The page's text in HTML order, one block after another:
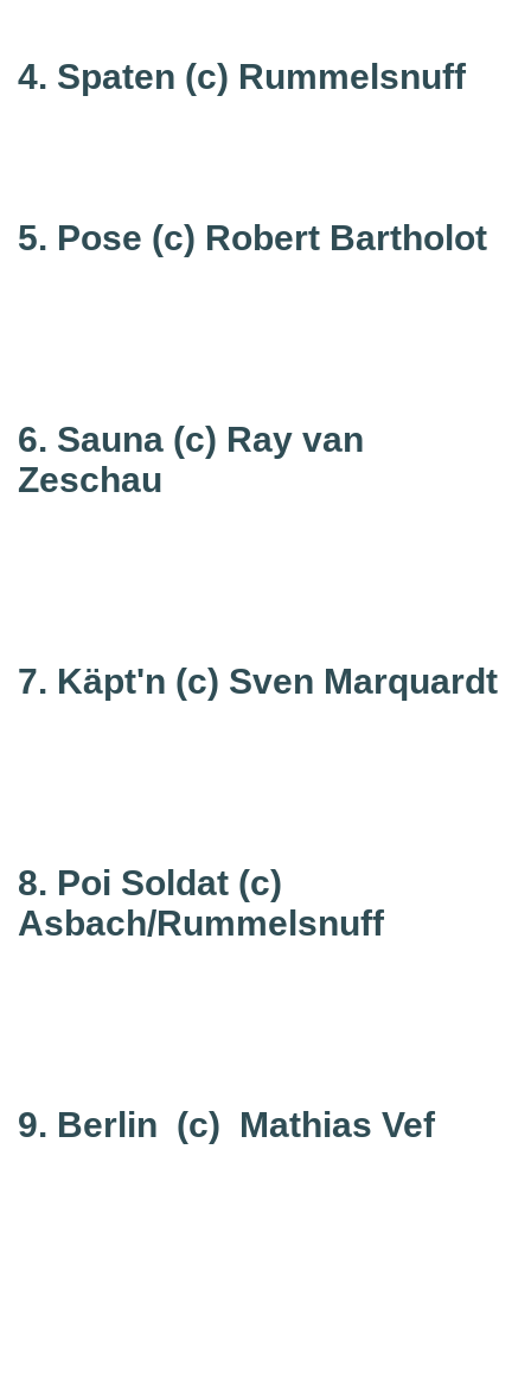
4. Spaten (c) Rummelsnuff
5. Pose (c) Robert Bartholot
6. Sauna (c) Ray van
Zeschau
7. Käpt'n (c) Sven Marquardt
8. Poi Soldat (c)
Asbach/Rummelsnuff
9. Berlin (c) Mathias Vef